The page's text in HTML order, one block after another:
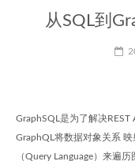
从SQL到
GraphSQL是为了解决REST
GraphQL将数据对象关系
（Query Language）来遍